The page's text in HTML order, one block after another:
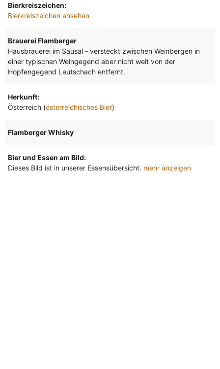
Bierkreiszeichen:
Bierkreiszeichen ansehen
Brauerei Flamberger
Hausbrauerei im Sausal - versteckt zwischen Weinbergen in
einer typischen Weingegend aber nicht weit von der
Hopfengegend Leutschach entfernt.
Herkunft:
Österreich (österreichisches Bier)
Flamberger Whisky
Bier und Essen am Bild:
Dieses Bild ist in unserer Essensübersicht. mehr anzeigen